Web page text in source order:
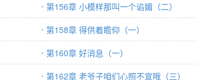
第156章 小模样那叫一个谄媚（二）
第158章 得供着瞻仰（一）
第160章 好消息（一）
第162章 老爷子咱们心照不宣哦（三）